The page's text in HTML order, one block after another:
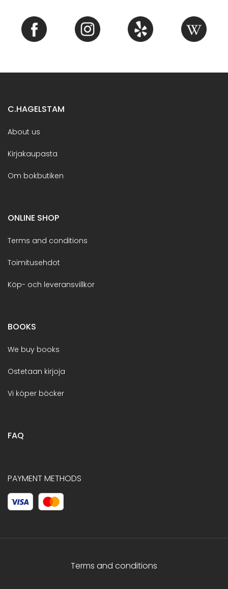
C.HAGELSTAM
About us
Kirjakaupasta
Om bokbutiken
ONLINE SHOP
Terms and conditions
Toimitusehdot
Köp- och leveransvillkor
BOOKS
We buy books
Ostetaan kirjoja
Vi köper böcker
FAQ
PAYMENT METHODS
Terms and conditions